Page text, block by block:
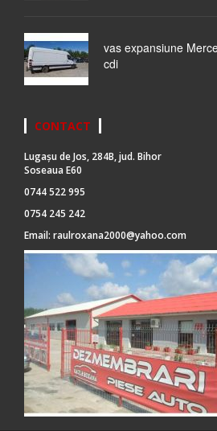
vas expansiune
cdi
CONTACT
Lugașu de Jos, 284B, jud. Bihor
Soseaua E60
0744 522 995
0754 245 242
Email: raulroxana2000@yahoo.com